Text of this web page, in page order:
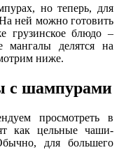
но теперь, для
ней можно готовить
грузинское блюдо –
мангалы делятся на
ниже.
с шампурами
просмотреть в
как цельные чаши-
для большего